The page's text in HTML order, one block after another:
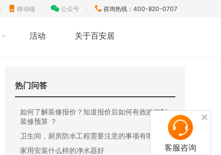
移动端 公众号 咨询热线：400-820-0707
活动 关于百安居
客服咨询
热门问答
如何了解装修报价？知道报价后如何有效的控制
装修预算 ？
卫生间，厨房防水工程需要注意的事项有哪些？
家用安装什么样的净水器好